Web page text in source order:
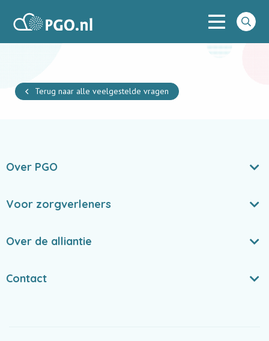
PGO
Menu
Go
to
Terug naar alle veelgestelde vragen
Over PGO
Voor zorgverleners
Over de alliantie
Contact